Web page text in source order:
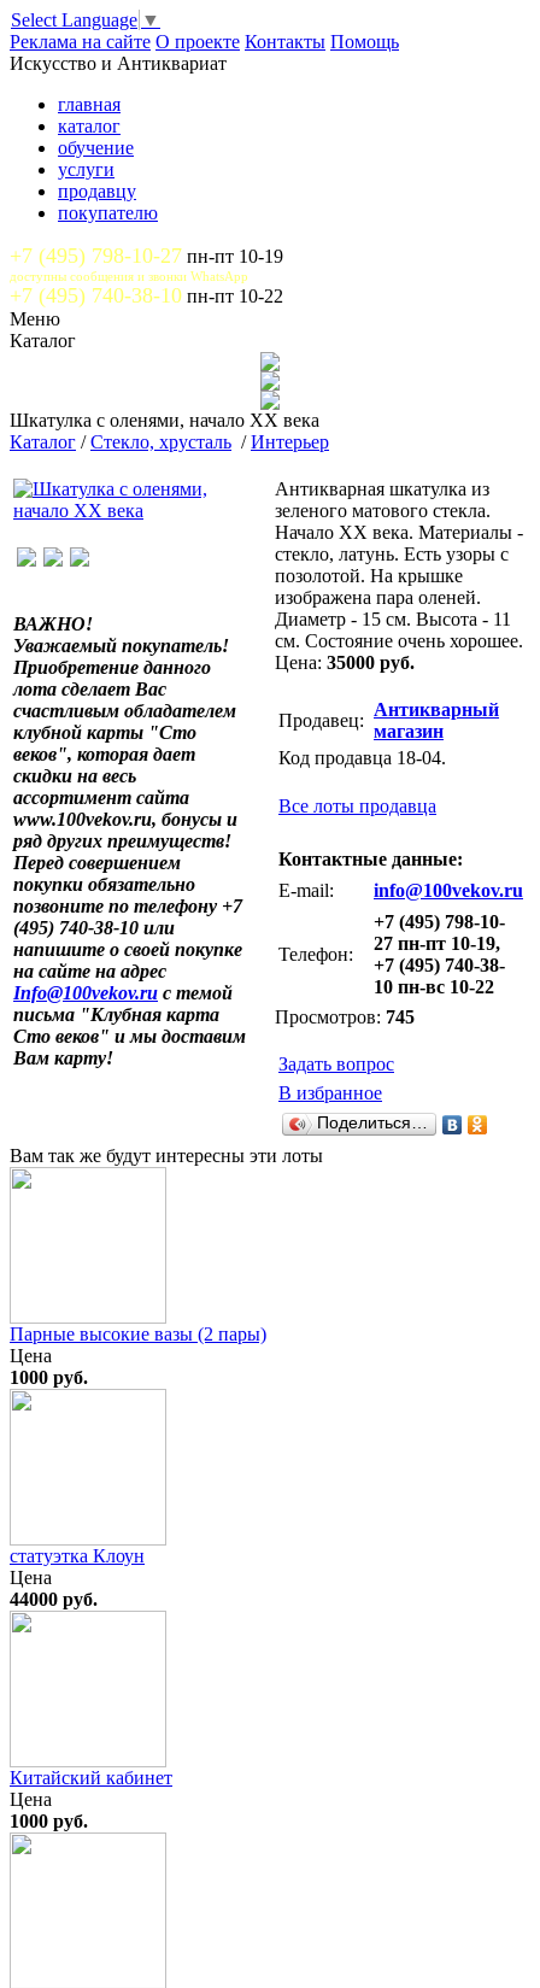
Select Language ▼
Реклама на сайте О проекте Контакты Помощь
Искусство и Антиквариат
главная
каталог
обучение
услуги
продавцу
покупателю
+7 (495) 798-10-27 пн-пт 10-19
доступны сообщения и звонки WhatsApp
+7 (495) 740-38-10 пн-пт 10-22
Меню
Каталог
Шкатулка с оленями, начало XX века
Каталог /Стекло, хрусталь /Интерьер
ВАЖНО!
Уважаемый покупатель!
Приобретение данного
лота сделает Вас
счастливым обладателем
клубной карты "Сто
веков", которая дает
скидки на весь
ассортимент сайта
www.100vekov.ru, бонусы и
ряд других преимуществ!
Перед совершением
покупки обязательно
позвоните по телефону +7
(495) 740-38-10 или
напишите о своей покупке
на сайте на адрес
Info@100vekov.ru с темой
письма "Клубная карта
Сто веков" и мы доставим
Вам карту!
Антикварная шкатулка из
зеленого матового стекла.
Начало XX века. Материалы -
стекло, латунь. Есть узоры с
позолотой. На крышке
изображена пара оленей.
Диаметр - 15 см. Высота - 11
см. Состояние очень хорошее.
Цена: 35000 руб.
Продавец:
Антикварный
магазин
Код продавца 18-04.
Все лоты продавца
Контактные данные:
E-mail:
info@100vekov.ru
Телефон:
+7 (495) 798-10-
27 пн-пт 10-19,
+7 (495) 740-38-
10 пн-вс 10-22
Просмотров: 745
Задать вопрос
В избранное
Поделиться…
Вам так же будут интересны эти лоты
Парные высокие вазы (2 пары)
Цена
1000 руб.
статуэтка Клоун
Цена
44000 руб.
Китайский кабинет
Цена
1000 руб.